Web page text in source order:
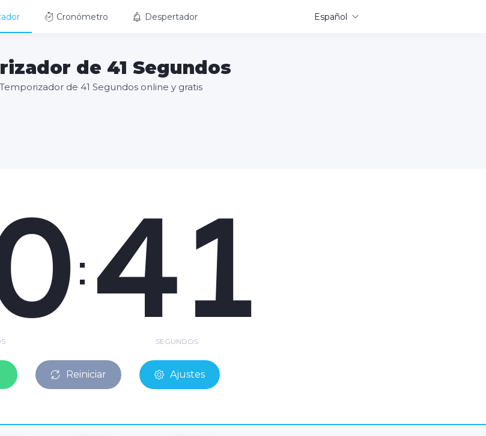
Cronómetro Despertador Español
de 41 Segundos
de 41 Segundos online y gratis
: 41
SEGUNDOS
Reiniciar Ajustes